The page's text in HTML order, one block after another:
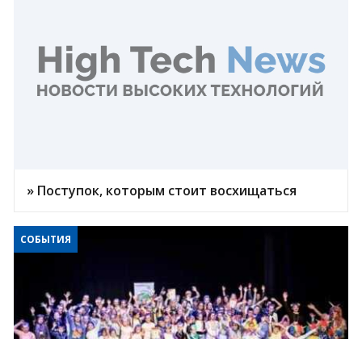
» Поступок, которым стоит восхищаться
СОБЫТИЯ